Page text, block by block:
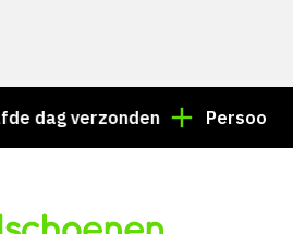
verzonden Persoonlijk